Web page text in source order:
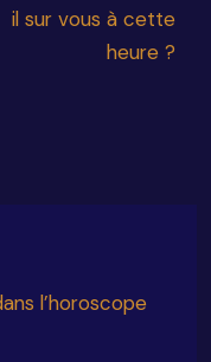
il sur vous à cette
heure ?
l’horoscope